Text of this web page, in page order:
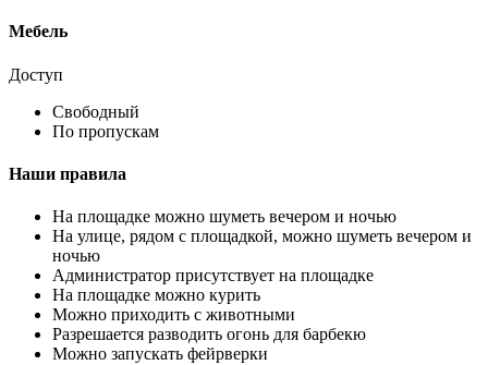
Мебель
Доступ
Свободный
По пропускам
Наши правила
На площадке можно шуметь вечером и ночью
На улице, рядом с площадкой, можно шуметь вечером и
ночью
Администратор присутствует на площадке
На площадке можно курить
Можно приходить с животными
Разрешается разводить огонь для барбекю
Можно запускать фейрверки